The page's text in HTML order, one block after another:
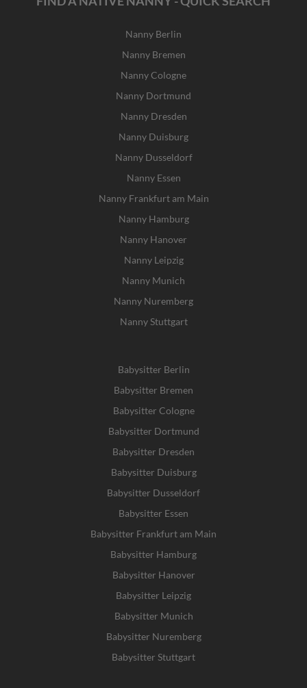
Nanny Berlin
Nanny Bremen
Nanny Cologne
Nanny Dortmund
Nanny Dresden
Nanny Duisburg
Nanny Dusseldorf
Nanny Essen
Nanny Frankfurt am Main
Nanny Hamburg
Nanny Hanover
Nanny Leipzig
Nanny Munich
Nanny Nuremberg
Nanny Stuttgart
Babysitter Berlin
Babysitter Bremen
Babysitter Cologne
Babysitter Dortmund
Babysitter Dresden
Babysitter Duisburg
Babysitter Dusseldorf
Babysitter Essen
Babysitter Frankfurt am Main
Babysitter Hamburg
Babysitter Hanover
Babysitter Leipzig
Babysitter Munich
Babysitter Nuremberg
Babysitter Stuttgart